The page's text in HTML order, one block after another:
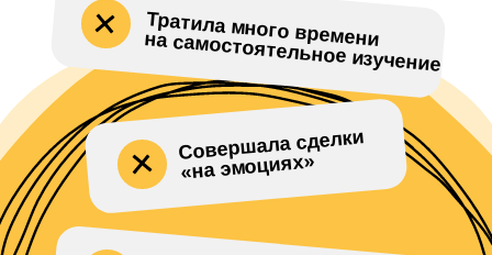
Совершала сделки
«на эмоциях»
Тратила много времени
на самостоятельное изучение